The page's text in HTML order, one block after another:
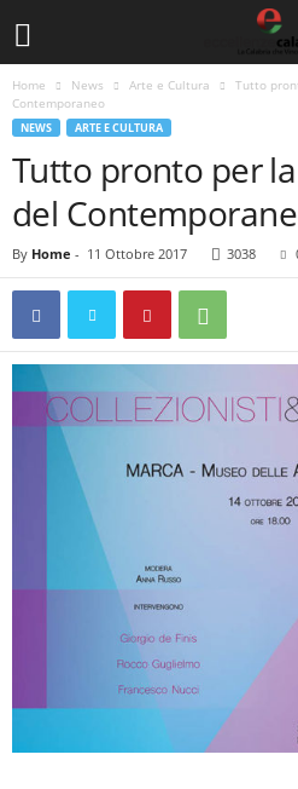
Home News Arte e Cultura
Tutto
Contemporaneo
NEWS ARTE E CULTURA
Tutto pronto per
del
By Home - 11 Ottobre 2017 3038